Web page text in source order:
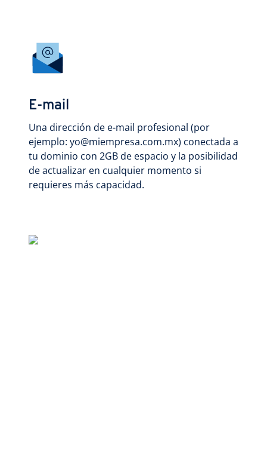
E-mail
Una dirección de e-mail profesional (por
ejemplo: yo@miempresa.com.mx) conectada a
tu dominio con 2GB de espacio y la posibilidad
de actualizar en cualquier momento si
requieres más capacidad.